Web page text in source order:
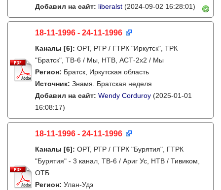
Добавил на сайт: liberalst (2024-09-02 16:28:01)
18-11-1996 - 24-11-1996
Каналы [6]: ОРТ, РТР / ГТРК "Иркутск", ТРК
"Братск", ТВ-6 / Мы, НТВ, АСТ-2х2 / Мы
Регион: Братск, Иркутская область
Источник: Знамя. Братская неделя
Добавил на сайт: Wendy Corduroy (2025-01-01
16:08:17)
18-11-1996 - 24-11-1996
Каналы [6]: ОРТ, РТР / ГТРК "Бурятия", ГТРК
"Бурятия" - 3 канал, ТВ-6 / Ариг Ус, НТВ / Тивиком,
ОТБ
Регион: Улан-Удэ